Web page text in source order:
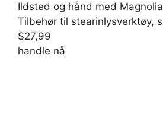
Ildsted og hånd med Magnolia
Tilbehør til stearinlysverktøy,
$27,99
handle nå